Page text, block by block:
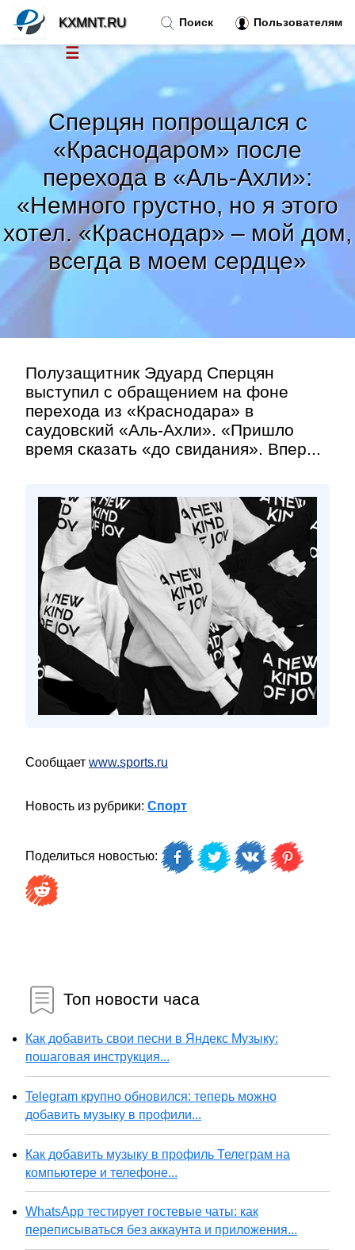
Сперцян попрощался с
«Краснодаром» после
перехода в «Аль-Ахли»:
«Немного грустно, но я этого
хотел. «Краснодар» – мой дом,
всегда в моем сердце»
Полузащитник Эдуард Сперцян
выступил с обращением на фоне
перехода из «Краснодара» в
саудовский «Аль-Ахли». «Пришло
время сказать «до свидания». Впер...
Сообщает www.sports.ru
Новость из рубрики: Спорт
Поделиться новостью:
Топ новости часа
Как добавить свои песни в Яндекс Музыку:
пошаговая инструкция...
Telegram крупно обновился: теперь можно
добавить музыку в профили...
Как добавить музыку в профиль Телеграм на
компьютере и телефоне...
WhatsApp тестирует гостевые чаты: как
переписываться без аккаунта и приложения...
Поиск Пользователям
KXMNT.RU
☰
Тренды новостей »
Рубрики»
Правила »
Контакт